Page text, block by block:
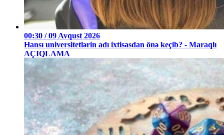
00:30 / 09 Avqust 2026
Hansı universitetlərin adı ixtisasdan önə keçib? - Maraqlı
AÇIQLAMA